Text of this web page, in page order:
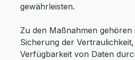
gewährleisten.
Zu den Maßnahmen gehören
Sicherung der
Verfügbarkeit von Daten